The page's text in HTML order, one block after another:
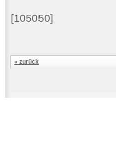
[105050]
« zurück